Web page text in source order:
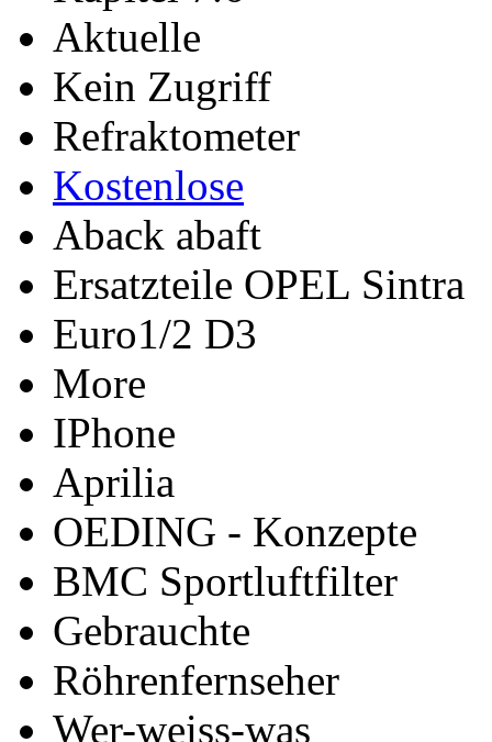
Aktuelle
Kein Zugriff
Refraktometer
Kostenlose
Aback abaft
Ersatzteile OPEL Sintra
Euro1/2 D3
More
IPhone
Aprilia
OEDING - Konzepte
BMC Sportluftfilter
Gebrauchte
Röhrenfernseher
Wer-weiss-was